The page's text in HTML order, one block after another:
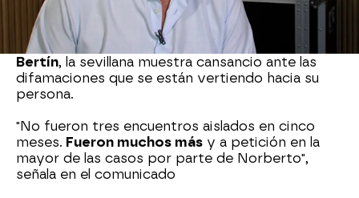
Solo han sido necesarias 24 horas para que
Chabeli Navarro conteste al comunicado de
Bertín, la sevillana muestra cansancio ante las
difamaciones que se están vertiendo hacia su
persona.
"No fueron tres encuentros aislados en cinco
meses. Fueron muchos más y a petición en la
mayor de las casos por parte de Norberto",
señala en el comunicado